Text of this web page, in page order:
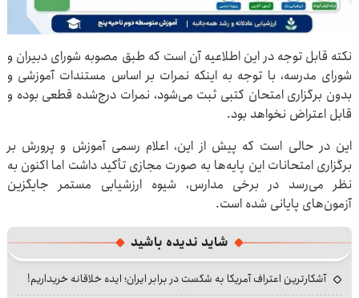
نکته قابل توجه در این اطلاعیه آن است که طبق مصوبه شورای دبیران و
شورای مدرسه، با توجه به اینکه نمرات بر اساس مستندات آموزشی و
بدون برگزاری امتحان کتبی ثبت می‌شود، نمرات درج‌شده قطعی بوده و
قابل اعتراض نخواهد بود.
این در حالی است که پیش از این، اعلام رسمی آموزش و پرورش بر
برگزاری امتحانات این پایه‌ها به صورت مجازی تأکید داشت اما اکنون به
نظر می‌رسد در برخی مدارس، شیوه ارزشیابی مستمر جایگزین
آزمون‌های پایانی شده است.
شاید ندیده باشید
آشکارترین اعتراف آمریکا به شکست در برابر ایران؛ ایده خلاقانه خریداریم!